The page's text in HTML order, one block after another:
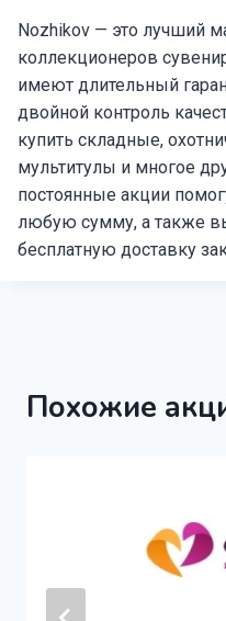
Nozhikov — это лучший
коллекционеров
имеют длительный
двойной контроль
купить складные,
мультитулы и многое
постоянные акции
любую сумму, а также
бесплатную доставку
Похожие